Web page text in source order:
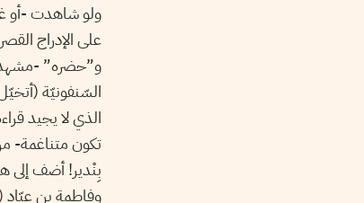
ولو شاهدت -أو
على الإدراج
و”حضره” -
السّنفونيّة
الذي لا يجيد
تكون متناغمة-
بِنْدير! أضف إلى